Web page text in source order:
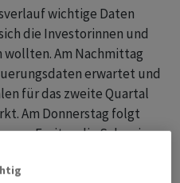
wichtige Daten
die Investorinnen und
Am Nachmittag
erwartet und
für das zweite Quartal
Am Donnerstag folgt
am Freitag die Schweizer
Vortag hatten die